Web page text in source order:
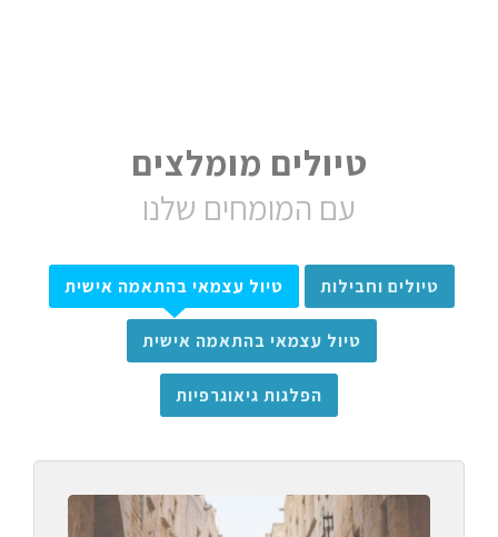
טיולים מומלצים
עם המומחים שלנו
טיולים וחבילות טיול עצמאי בהתאמה אישית
טיול עצמאי בהתאמה אישית
הפלגות גיאוגרפיות